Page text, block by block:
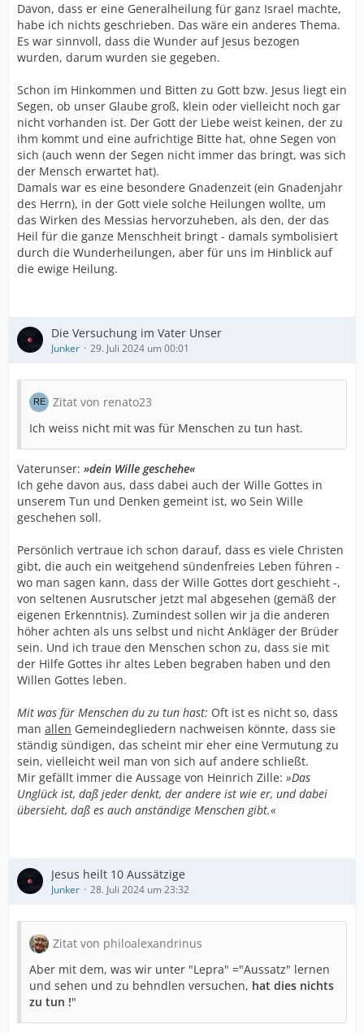
Davon, dass er eine Generalheilung für ganz Israel machte,
habe ich nichts geschrieben. Das wäre ein anderes Thema.
Es war sinnvoll, dass die Wunder auf Jesus bezogen
wurden, darum wurden sie gegeben.
Schon im Hinkommen und Bitten zu Gott bzw. Jesus liegt ein
Segen, ob unser Glaube groß, klein oder vielleicht noch gar
nicht vorhanden ist. Der Gott der Liebe weist keinen, der zu
ihm kommt und eine aufrichtige Bitte hat, ohne Segen von
sich (auch wenn der Segen nicht immer das bringt, was sich
der Mensch erwartet hat).
Damals war es eine besondere Gnadenzeit (ein Gnadenjahr
des Herrn), in der Gott viele solche Heilungen wollte, um
das Wirken des Messias hervorzuheben, als den, der das
Heil für die ganze Menschheit bringt - damals symbolisiert
durch die Wunderheilungen, aber für uns im Hinblick auf
die ewige Heilung.
Die Versuchung im Vater Unser
Junker 29. Juli 2024 um 00:01
Zitat von renato23
Ich weiss nicht mit was für Menschen zu tun hast.
Vaterunser: »dein Wille geschehe«
Ich gehe davon aus, dass dabei auch der Wille Gottes in
unserem Tun und Denken gemeint ist, wo Sein Wille
geschehen soll.
Persönlich vertraue ich schon darauf, dass es viele Christen
gibt, die auch ein weitgehend sündenfreies Leben führen -
wo man sagen kann, dass der Wille Gottes dort geschieht -,
von seltenen Ausrutscher jetzt mal abgesehen (gemäß der
eigenen Erkenntnis). Zumindest sollen wir ja die anderen
höher achten als uns selbst und nicht Ankläger der Brüder
sein. Und ich traue den Menschen schon zu, dass sie mit
der Hilfe Gottes ihr altes Leben begraben haben und den
Willen Gottes leben.
Mit was für Menschen du zu tun hast: Oft ist es nicht so, dass
man allen Gemeindegliedern nachweisen könnte, dass sie
ständig sündigen, das scheint mir eher eine Vermutung zu
sein, vielleicht weil man von sich auf andere schließt.
Mir gefällt immer die Aussage von Heinrich Zille: »Das
Unglück ist, daß jeder denkt, der andere ist wie er, und dabei
übersieht, daß es auch anständige Menschen gibt.«
Jesus heilt 10 Aussätzige
Junker 28. Juli 2024 um 23:32
Zitat von philoalexandrinus
Aber mit dem, was wir unter "Lepra" ="Aussatz" lernen
und sehen und zu behndlen versuchen, hat dies nichts
zu tun !"